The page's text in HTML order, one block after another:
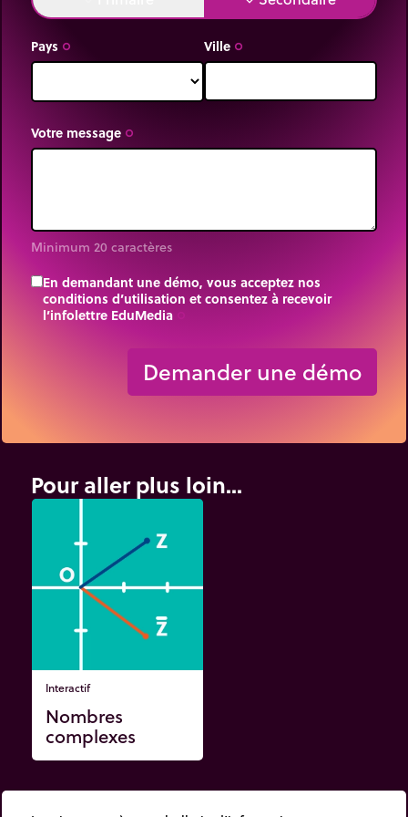
Ex 2 : une longueur de 0,00000178 m peut être
arrondie à 0,0000018 m avec deux chiffres
significatifs, puis notée 1,8x10-6m en notation
scientifique (1,8 µm).
les illustrations.
Pays trip_origin Ville trip_origin
Votre message trip_origin
Minimum 20 caractères
En demandant une démo, vous acceptez nos
conditions d’utilisation et consentez à recevoir
l’infolettre EduMedia
Demander une démo
Pour aller plus loin...
Interactif
Nombres
complexes